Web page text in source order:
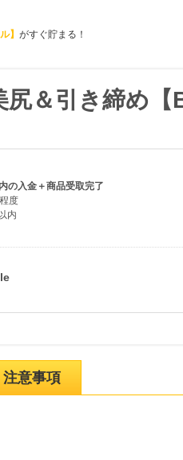
】 がすぐ貯まる！
＆引き締め
の入金＋商品受取完了
度
内
注意事項